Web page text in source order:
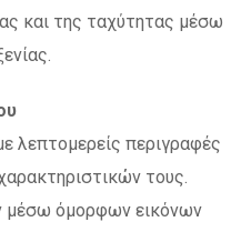
και της ταχύτητας μέσω
λεπτομερείς περιγραφές
τους.
όμορφων εικόνων